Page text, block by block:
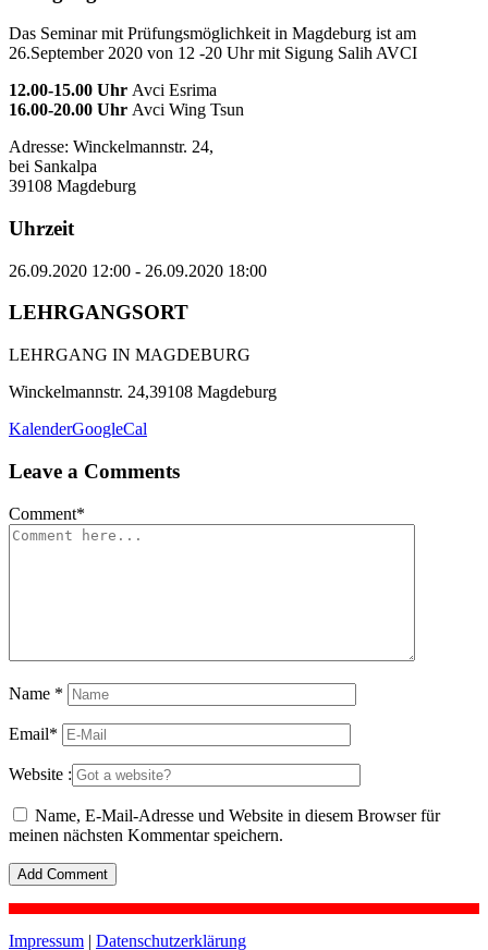
Das Seminar mit Prüfungsmöglichkeit in Magdeburg ist am
26.September 2020 von 12 -20 Uhr mit Sigung Salih AVCI
12.00-15.00 Uhr Avci Esrima
16.00-20.00 Uhr Avci Wing Tsun
Adresse: Winckelmannstr. 24,
bei Sankalpa
39108 Magdeburg
Uhrzeit
26.09.2020 12:00 - 26.09.2020 18:00
LEHRGANGSORT
LEHRGANG IN MAGDEBURG
Winckelmannstr. 24,39108 Magdeburg
KalenderGoogleCal
Leave a Comments
Comment*
Name *
Email*
Website :
Name, E-Mail-Adresse und Website in diesem Browser für
meinen nächsten Kommentar speichern.
Impressum | Datenschutzerklärung